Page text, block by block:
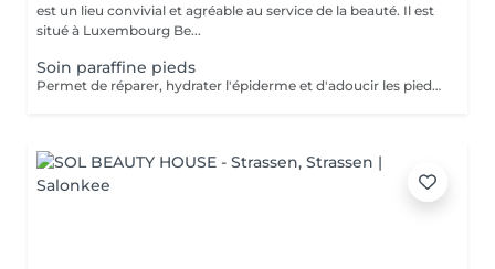
est un lieu convivial et agréable au service de la beauté. Il est
situé à Luxembourg Be...
Soin paraffine pieds
Permet de réparer, hydrater l'épiderme et d'adoucir les pieds abimés ou désséchés. Parfait lors d'une pédicure.